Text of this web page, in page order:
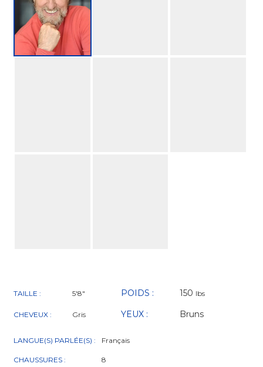
TAILLE : 5'8" POIDS : 150 lbs
CHEVEUX : Gris YEUX : Bruns
LANGUE(S) PARLÉE(S) : Français
CHAUSSURES : 8